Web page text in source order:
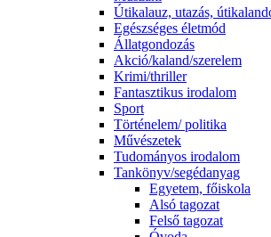
Útikalauz, utazás,
Egészséges életmód
Állatgondozás
Akció/kaland/szerelem
Krimi/thriller
Fantasztikus irodalom
Sport
Történelem/ politika
Művészetek
Tudományos irodalom
Tankönyv/segédanyag
Egyetem, főiskola
Alsó tagozat
Felső tagozat